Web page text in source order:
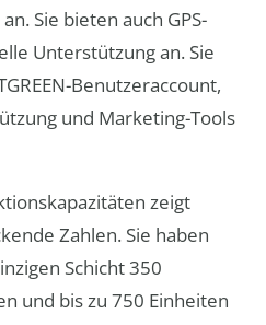
Sie bieten auch GPS-
Unterstützung an. Sie
Benutzeraccount,
und Marketing-Tools
zeigt
Zahlen. Sie haben
Schicht 350
und bis zu 750 Einheiten